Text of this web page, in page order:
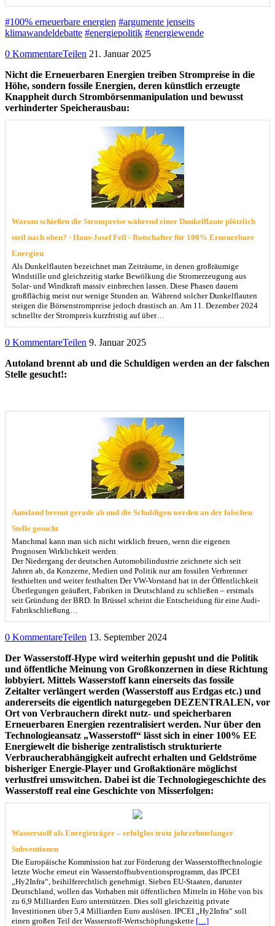
#100% erneuerbare energien #argumente jenseits
klimawandeldebatte #energiepolitik #energiewende
0 KommentareTeilen 21. Januar 2025
Nicht die Erneuerbaren Energien treiben Strompreise in die
Höhe, sondern fossile Energien, deren künstlich erzeugte
Knappheit durch Strombörsenmanipulation und bewusst
verhinderter Speicherausbau:
Warum schießen die Strompreise während einer Dunkelflaute plötzlich
steil nach oben? - Hans-Josef Fell - Botschafter für 100% Erneuerbare
Energien
Als Dunkelflauten bezeichnet man Zeiträume, in denen großräumige
Windstille und gleichzeitig starke Bewölkung die Stromerzeugung aus
Solar- und Windkraft massiv einbrechen lassen. Diese Phasen dauern
großflächig meist nur wenige Stunden an. Während solcher Dunkelflauten
steigen die Börsenstrompreise jedoch drastisch an. Am 11. Dezember 2024
schnellte der Strompreis kurzfristig auf über…
0 KommentareTeilen 9. Januar 2025
Autoland brennt ab und die Schuldigen werden an der falschen
Stelle gesucht!:
Autoland brennt gerade ab und die Schuldigen werden an der falschen
Stelle gesucht
Manchmal kann man sich nicht wirklich freuen, wenn die eigenen
Prognosen Wirklichkeit werden.
Der Niedergang der deutschen Automobilindustrie zeichnete sich seit
Jahren ab, da Konzerne, Medien und Politik nur am fossilen Verbrenner
festhielten und weiter festhalten Der VW-Vorstand hat in der Öffentlichkeit
Überlegungen geäußert, Fabriken in Deutschland zu schließen – erstmals
seit Gründung der BRD. In Brüssel scheint die Entscheidung für eine Audi-
Fabrikschließung…
0 KommentareTeilen 13. September 2024
Der Wasserstoff-Hype wird weiterhin gepusht und die Politik
und öffentliche Meinung von Großkonzernen in diese Richtung
lobbyiert. Mittels Wasserstoff kann einerseits das fossile
Zeitalter verlängert werden (Wasserstoff aus Erdgas etc.) und
andererseits die eigentlich naturgegeben DEZENTRALEN, vor
Ort von Verbrauchern direkt nutz- und speicherbaren
Erneuerbaren Energien rezentralisiert werden. Nur über den
Technologieansatz „Wasserstoff“ lässt sich in einer 100% EE
Energiewelt die bisherige zentralistisch strukturierte
Verbraucherabhängigkeit aufrecht erhalten und Geldströme
bisheriger Energie-Player und Großaktionäre möglichst
verlustfrei umswitchen. Dabei ist die Technologiegeschichte des
Wasserstoff real eine Geschichte von Misserfolgen:
Wasserstoff als Energieträger – erfolglos trotz jahrzehntelanger
Subventionen
Die Europäische Kommission hat zur Förderung der Wasserstofftechnologie
letzte Woche erneut ein Wasserstoffsubventionsprogramm, das IPCEI
„Hy2Infra“, beihilferechtlich genehmigt. Sieben EU-Staaten, darunter
Deutschland, wollen das Vorhaben mit öffentlichen Mitteln in Höhe von bis
zu 6,9 Milliarden Euro unterstützen. Dies soll gleichzeitig private
Investitionen über 5,4 Milliarden Euro auslösen. IPCEI „Hy2Infra“ soll
einen großen Teil der Wasserstoff-Wertschöpfungskette […]